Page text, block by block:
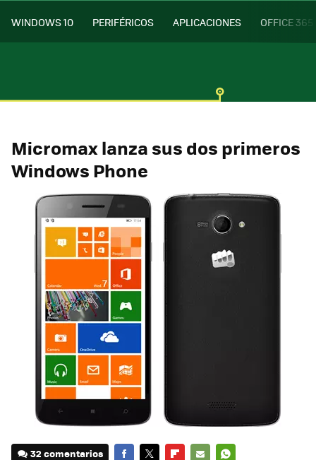
WINDOWS 10 PERIFÉRICOS APLICACIONES OFFICE 365
Micromax lanza sus dos primeros
Windows Phone
32 comentarios